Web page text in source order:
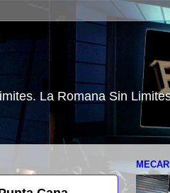
La Romana Sin